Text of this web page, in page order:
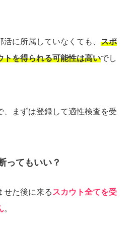
に所属していなくても、 スポ
トを得られる可能性は高いでし
、まずは登録して適性検査を受
ってもいい？
せた後に来るスカウト全てを受
。